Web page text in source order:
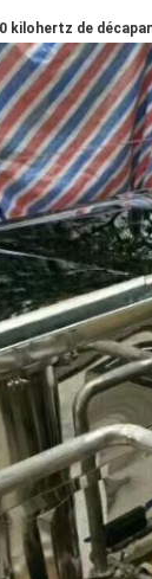
kilohertz de